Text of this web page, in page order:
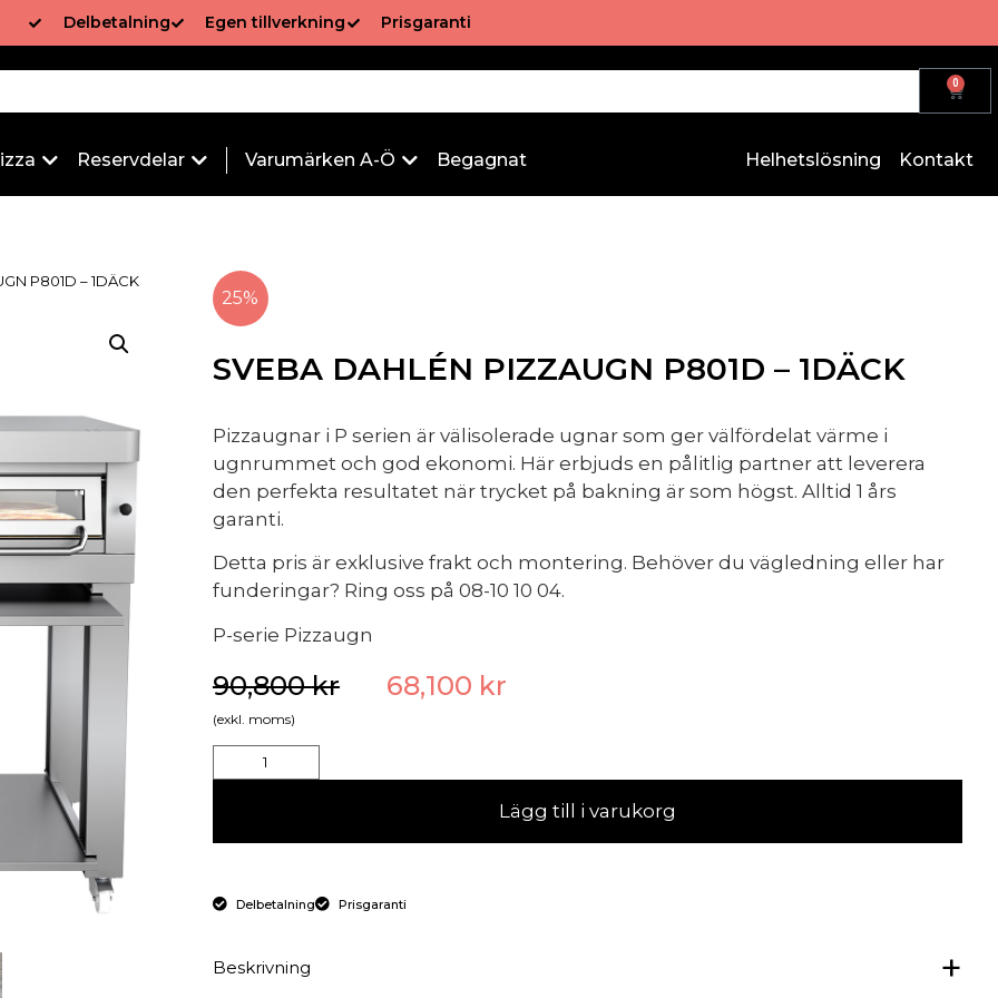
Delbetalning Egen tillverkning Prisgaranti
0
Reservdelar Varumärken A-Ö Begagnat Helhetslösning Kontakt
P801D – 1DÄCK
25%
SVEBA DAHLÉN PIZZAUGN P801D – 1DÄCK
Pizzaugnar i P serien är välisolerade ugnar som ger välfördelat värme i
ugnrummet och god ekonomi. Här erbjuds en pålitlig partner att leverera
den perfekta resultatet när trycket på bakning är som högst. Alltid 1 års
garanti.
Detta pris är exklusive frakt och montering. Behöver du vägledning eller har
funderingar? Ring oss på 08-10 10 04.
P-serie Pizzaugn
90,800kr 68,100 kr
(exkl. moms)
Lägg till i varukorg
Delbetalning Prisgaranti
Beskrivning